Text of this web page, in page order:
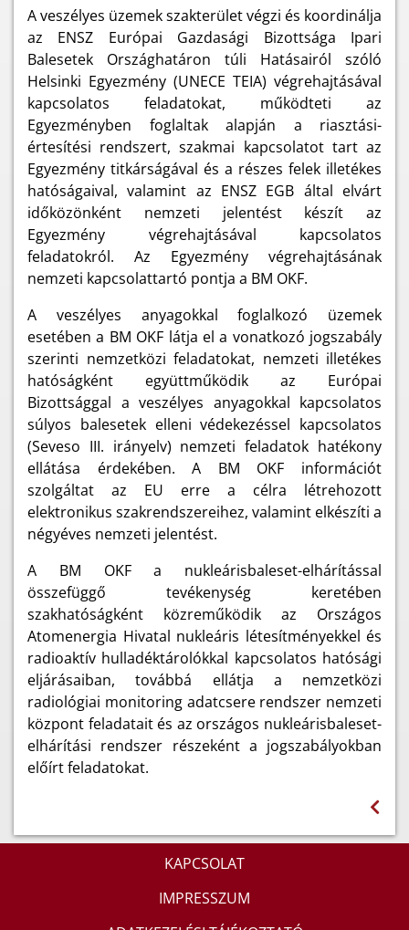
A veszélyes üzemek szakterület végzi és koordinálja
az ENSZ Európai Gazdasági Bizottsága Ipari
Balesetek Országhatáron túli Hatásairól szóló
Helsinki Egyezmény (UNECE TEIA) végrehajtásával
kapcsolatos feladatokat, működteti az
Egyezményben foglaltak alapján a riasztási-
értesítési rendszert, szakmai kapcsolatot tart az
Egyezmény titkárságával és a részes felek illetékes
hatóságaival, valamint az ENSZ EGB által elvárt
időközönként nemzeti jelentést készít az
Egyezmény végrehajtásával kapcsolatos
feladatokról. Az Egyezmény végrehajtásának
nemzeti kapcsolattartó pontja a BM OKF.
A veszélyes anyagokkal foglalkozó üzemek
esetében a BM OKF látja el a vonatkozó jogszabály
szerinti nemzetközi feladatokat, nemzeti illetékes
hatóságként együttműködik az Európai
Bizottsággal a veszélyes anyagokkal kapcsolatos
súlyos balesetek elleni védekezéssel kapcsolatos
(Seveso III. irányelv) nemzeti feladatok hatékony
ellátása érdekében. A BM OKF információt
szolgáltat az EU erre a célra létrehozott
elektronikus szakrendszereihez, valamint elkészíti a
négyéves nemzeti jelentést.
A BM OKF a nukleárisbaleset-elhárítással
összefüggő tevékenység keretében
szakhatóságként közreműködik az Országos
Atomenergia Hivatal nukleáris létesítményekkel és
radioaktív hulladéktárolókkal kapcsolatos hatósági
eljárásaiban, továbbá ellátja a nemzetközi
radiológiai monitoring adatcsere rendszer nemzeti
központ feladatait és az országos nukleárisbaleset-
elhárítási rendszer részeként a jogszabályokban
előírt feladatokat.
KAPCSOLAT
IMPRESSZUM